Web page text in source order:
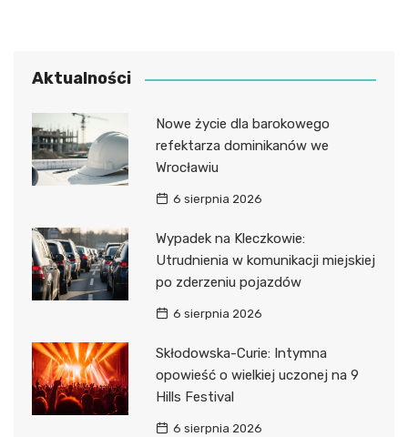
Aktualności
Nowe życie dla barokowego
refektarza dominikanów we
Wrocławiu
6 sierpnia 2026
Wypadek na Kleczkowie:
Utrudnienia w komunikacji miejskiej
po zderzeniu pojazdów
6 sierpnia 2026
Skłodowska-Curie: Intymna
opowieść o wielkiej uczonej na 9
Hills Festival
6 sierpnia 2026